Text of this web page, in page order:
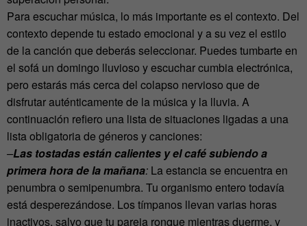
Para escuchar música, lo más importante es el contexto. Del
contexto depende tu estado emocional y a su vez el estilo
de la canción que deberás seleccionar. Puedes tumbarte en
el sofá un domingo lluvioso y escuchar cumbia electrónica,
pero estarás más cerca del colapso nervioso que de
disfrutar auténticamente de la música y la lluvia. A
continuación refiero una lista de situaciones ligadas a una
lista obligatoria de géneros y canciones:
–Las tostadas están calientes y el café subiendo a
primera hora de la mañana: La estancia se encuentra en
penumbra o semipenumbra. Tu organismo entero todavía
está desperezándose. Los tímpanos llevan varias horas
inactivos, salvo que tu pareja ronque mientras duerme, y